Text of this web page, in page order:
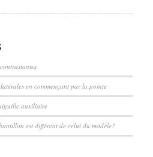
en commençant par la pointe
auxiliaire
est différent de celui du modèle?